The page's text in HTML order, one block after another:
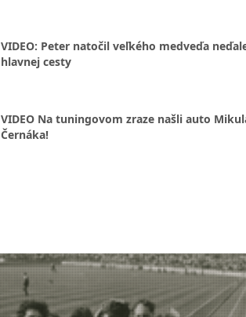
VIDEO: Peter natočil veľkého medveďa
hlavnej cesty
VIDEO Na tuningovom zraze našli auto
Černáka!